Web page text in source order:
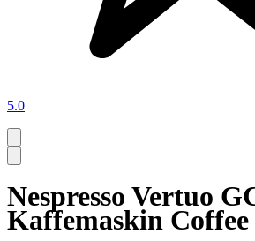
5.0
Nespresso Vertuo
Kaffemaskin